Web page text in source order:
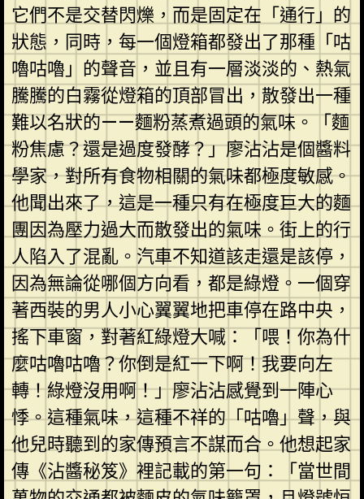
它們不是交替閃爍，而是固定在「通行」的
狀態，同時，每一個燈箱都發出了那種「咕
嚕咕嚕」的聲音，並且有一層淡淡的、熱氣
騰騰的白霧從燈箱的頂部冒出，散發出一種
難以名狀的——麵粉蒸煮過頭的氣味。「麵
粉焦慮？還是過度發酵？」廖沾沾是個醬料
學家，對所有食物相關的氣味都極度敏感。
他聞出來了，這是一種只有在極度巨大的麵
團因為壓力過大而散發出的氣味。街上的行
人陷入了混亂。汽車不知道該走還是該停，
因為無論從哪個方向看，都是綠燈。一個穿
著西裝的男人小心翼翼地把車停在路中央，
搖下車窗，對著紅綠燈大喊：「喂！你為什
麼咕嚕咕嚕？你倒是紅一下啊！我要向左
轉！綠燈沒用啊！」廖沾沾感覺到一陣心
悸。這種氣味，這種不祥的「咕嚕」聲，與
他兒時聽到的家傳預言不謀而合。他想起家
傳《沾醬秘笈》裡記載的第一句：「當世間